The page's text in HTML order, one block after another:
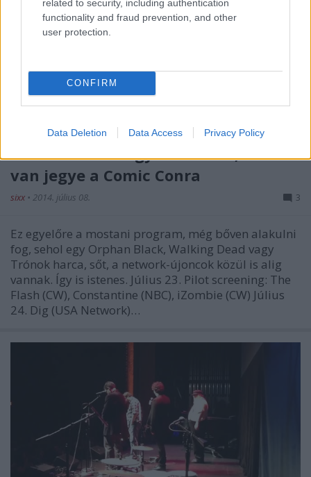
related to security, including authentication
functionality and fraud prevention, and other
user protection.
CONFIRM
Data Deletion Data Access Privacy Policy
A CW azonnali hatállyal elkaszálta a Seed és
premierjét. Jessica Biel a világ legdögösebb
tudósnőjét alakítja majd a New Girl új évadában.
Portia de Rossi a Scandal negyedik…
És most lehet irigykedni arra, akinek
van jegye a Comic Conra
sixx • 2014. július 08. 3
Ez egyelőre a mostani program, még bőven alakulni
fog, sehol egy Orphan Black, Walking Dead vagy
Trónok harca, sőt, a network-újoncok közül is alig
vannak. Így is istenes. Július 23. Pilot screening: The
Flash (CW), Constantine (NBC), iZombie (CW) Július
24. Dig (USA Network)…